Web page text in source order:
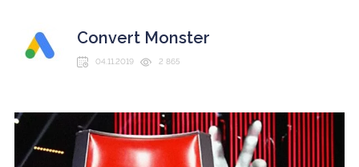
Convert Monster
04.11.2019 2 865